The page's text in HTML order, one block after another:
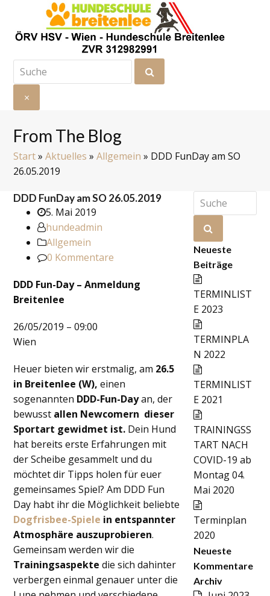
Suche
×
Suche
schließen
From The Blog
Start»Aktuelles »Allgemein » DDD FunDay am SO
26.05.2019
DDD FunDay am SO 26.05.2019
5. Mai 2019
hundeadmin
Allgemein
0 Kommentare
DDD Fun-Day – Anmeldung
Breitenlee
26/05/2019 – 09:00
Wien
Heuer bieten wir erstmalig, am 26.5
in Breitenlee (W), einen
sogenannten DDD-Fun-Dayan, der
bewusst allen Newcomern dieser
Sportart gewidmet ist. Dein Hund
hat bereits erste Erfahrungen mit
der Scheibe gesammelt und du
möchtet dir Tipps holen für euer
gemeinsames Spiel? Am DDD Fun
Day habt ihr die Möglichkeit beliebte
Dogfrisbee-Spiele in entspannter
Atmosphäre auszuprobieren.
Gemeinsam werden wir die
Trainingsaspekte die sich dahinter
verbergen einmal genauer unter die
Suche
Neueste
Beiträge
TERMINLIST
E 2023
TERMINPLA
N 2022
TERMINLIST
E 2021
TRAININGSS
TART NACH
COVID-19 ab
Montag 04.
Mai 2020
Terminplan
2020
Neueste
Kommentare
Archiv